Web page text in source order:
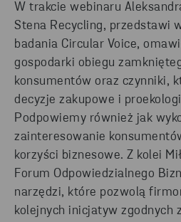
W trakcie webinaru
Stena Recycling, przedstawi
badania Circular Voice,
gospodarki obiegu
konsumentów oraz czynniki,
decyzje zakupowe i
Podpowiemy również jak
zainteresowanie
korzyści biznesowe. Z kolei
Forum Odpowiedzialnego
narzędzi, które pozwolą
kolejnych inicjatyw zgodnych